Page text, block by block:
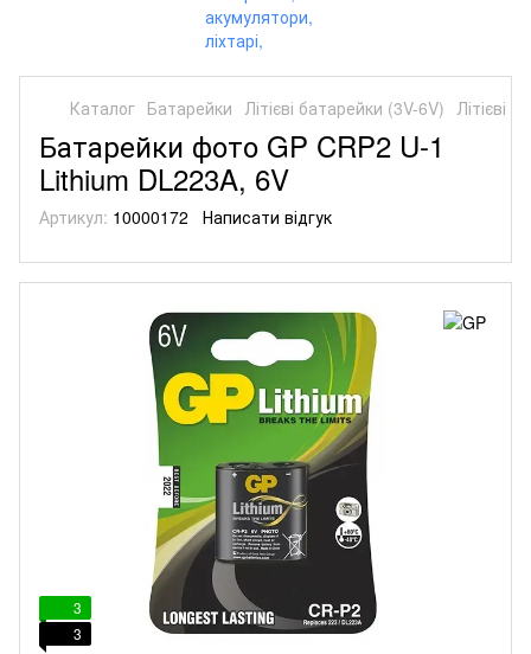
Каталог Батарейки Літієві батарейки (3V-6V) Літієві
Батарейки фото GP CRP2 U-1
Lithium DL223A, 6V
Артикул: 10000172 Написати відгук
3
3